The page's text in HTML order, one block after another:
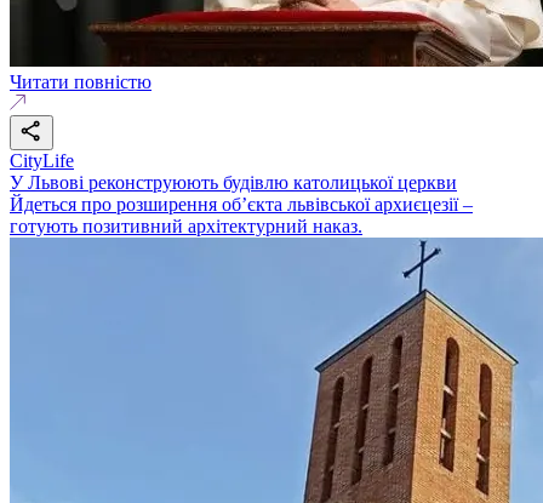
Читати повністю
CityLife
У Львові реконструюють будівлю католицької церкви
Йдеться про розширення об’єкта львівської архиєцезії –
готують позитивний архітектурний наказ.